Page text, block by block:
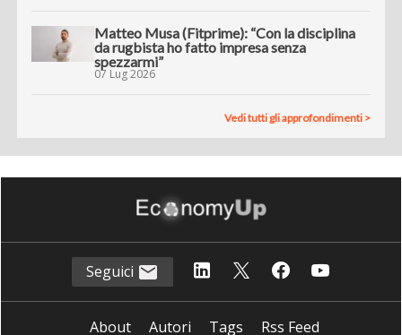
Matteo Musa (Fitprime): “Con la disciplina
da rugbista ho fatto impresa senza
spezzarmi”
07 Lug 2026
Vedi tutti gli approfondimenti >
Seguici
About Autori Tags
Rss Feed